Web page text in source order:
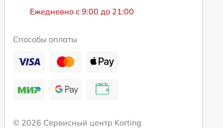
Ежедневно с 9:00 до 21:00
Способы оплаты
© 2026 Сервисный центр Korting